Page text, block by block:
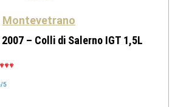
Montevetrano
– Colli di Salerno IGT 1,5L
5